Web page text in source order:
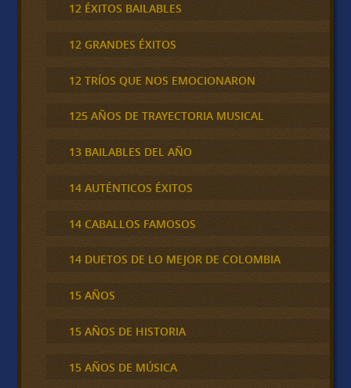
12 ÉXITOS BAILABLES
12 GRANDES ÉXITOS
12 TRÍOS QUE NOS EMOCIONARON
125 AÑOS DE TRAYECTORIA MUSICAL
13 BAILABLES DEL AÑO
14 AUTÉNTICOS ÉXITOS
14 CABALLOS FAMOSOS
14 DUETOS DE LO MEJOR DE COLOMBIA
15 AÑOS
15 AÑOS DE HISTORIA
15 AÑOS DE MÚSICA